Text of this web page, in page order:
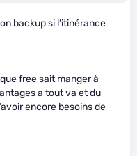
backup si l’itinérance
free sait manger à
a tout va et du
encore besoins de